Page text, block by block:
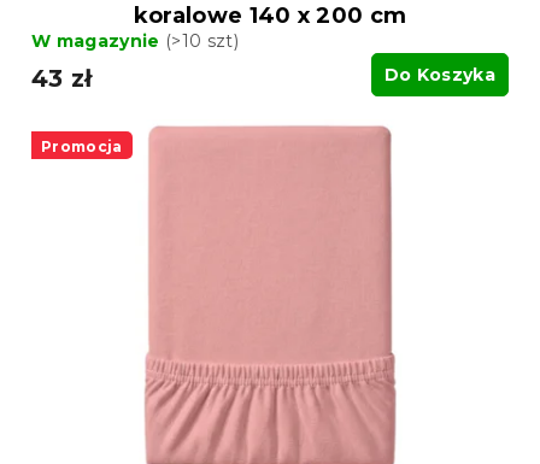
koralowe 140 x 200 cm
W magazynie (>10 szt)
43 zł Do Koszyka
Promocja